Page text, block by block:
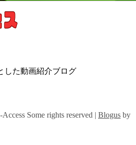
した動画紹介ブログ
Some rights reserved | Blogus by